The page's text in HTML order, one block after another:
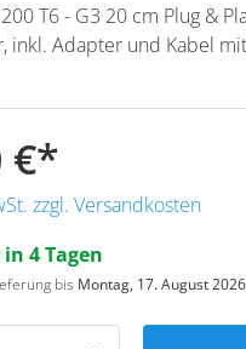
T6 - G3 20 cm Plug &
inkl. Adapter und Kabel
€*
zzgl. Versandkosten
4 Tagen
bis Montag, 17. August 2026